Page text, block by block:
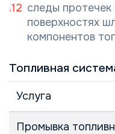
следы
поверхностях
компонентов
Топливная
Услуга
Промывка